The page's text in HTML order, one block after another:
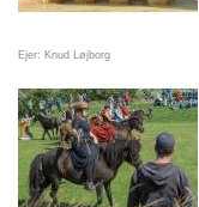
Ejer: Knud Løjborg